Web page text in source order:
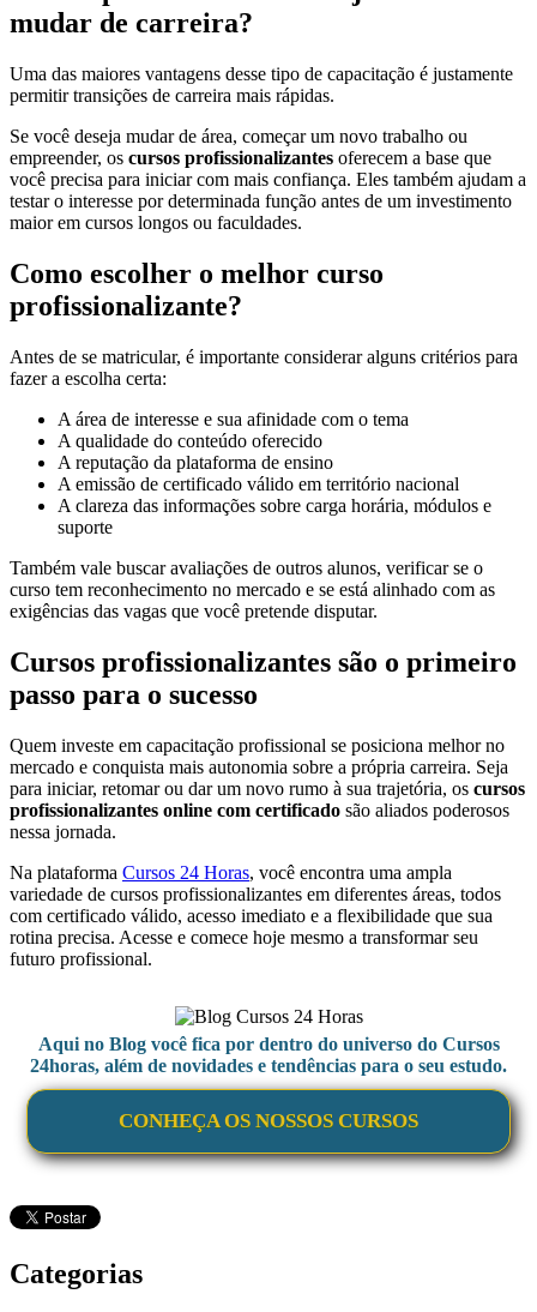
mudar de carreira?
Uma das maiores vantagens desse tipo de capacitação é justamente
permitir transições de carreira mais rápidas.
Se você deseja mudar de área, começar um novo trabalho ou
empreender, os cursos profissionalizantes oferecem a base que
você precisa para iniciar com mais confiança. Eles também ajudam a
testar o interesse por determinada função antes de um investimento
maior em cursos longos ou faculdades.
Como escolher o melhor curso
profissionalizante?
Antes de se matricular, é importante considerar alguns critérios para
fazer a escolha certa:
A área de interesse e sua afinidade com o tema
A qualidade do conteúdo oferecido
A reputação da plataforma de ensino
A emissão de certificado válido em território nacional
A clareza das informações sobre carga horária, módulos e
suporte
Também vale buscar avaliações de outros alunos, verificar se o
curso tem reconhecimento no mercado e se está alinhado com as
exigências das vagas que você pretende disputar.
Cursos profissionalizantes são o primeiro
passo para o sucesso
Quem investe em capacitação profissional se posiciona melhor no
mercado e conquista mais autonomia sobre a própria carreira. Seja
para iniciar, retomar ou dar um novo rumo à sua trajetória, os cursos
profissionalizantes online com certificado são aliados poderosos
nessa jornada.
Na plataforma Cursos 24 Horas, você encontra uma ampla
variedade de cursos profissionalizantes em diferentes áreas, todos
com certificado válido, acesso imediato e a flexibilidade que sua
rotina precisa. Acesse e comece hoje mesmo a transformar seu
futuro profissional.
Aqui no Blog você fica por dentro do universo do Cursos
24horas, além de novidades e tendências para o seu estudo.
CONHEÇA OS NOSSOS CURSOS
Categorias